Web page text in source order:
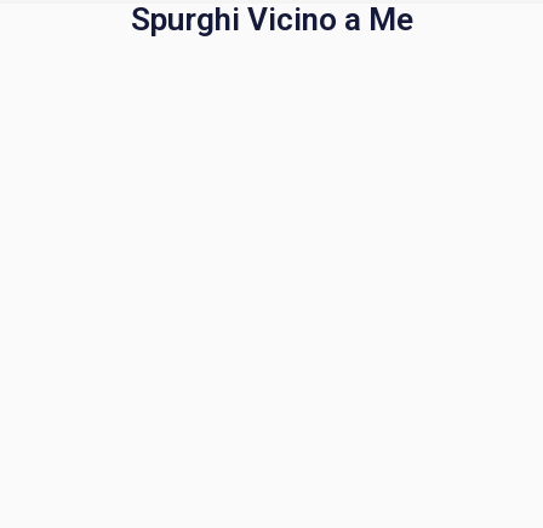
Spurghi Vicino a Me